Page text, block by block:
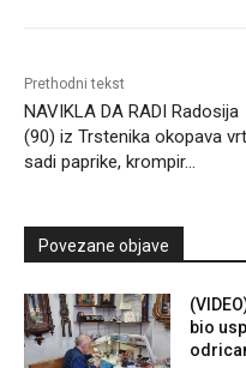
Prethodni tekst
NAVIKLA DA RADI Radosija
(90) iz Trstenika okopava
sadi paprike, krompir…
Povezane objave
bio